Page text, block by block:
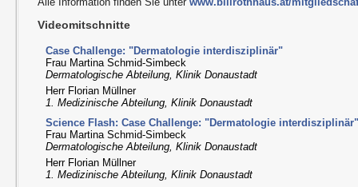
Videomitschnitte
Case Challenge: "Dermatologie interdisziplinär"
Frau Martina Schmid-Simbeck
Dermatologische Abteilung, Klinik Donaustadt
Herr Florian Müllner
1. Medizinische Abteilung, Klinik Donaustadt
Science Flash: Case Challenge: "Dermatologie
Frau Martina Schmid-Simbeck
Dermatologische Abteilung, Klinik Donaustadt
Herr Florian Müllner
1. Medizinische Abteilung, Klinik Donaustadt